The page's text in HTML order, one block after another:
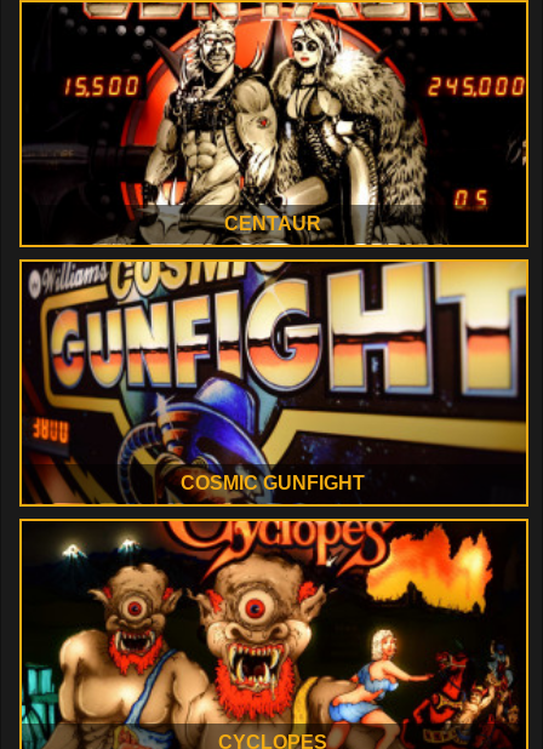
CENTAUR
COSMIC GUNFIGHT
CYCLOPES